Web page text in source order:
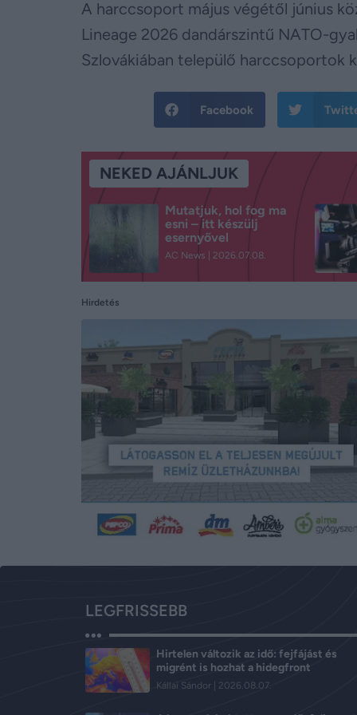
A harccsoport május végétől június
Lineage 2026 dandárszintű NATO-
Szlovákiában települő harccsoportok
Facebook
NEKED AJÁNLJUK
Mutatjuk, hol fog ma
esni – itt készülj
esernyővel
AC News 2026.07.08.
Hirdetés
LEGFRISSEBB
Hirtelen változik az idő: fejfájást és
migrént is hozhat a hidegfront
Kállai Sándor 2026.08.07.